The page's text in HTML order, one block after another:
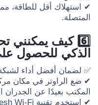
✔ استهلاك أقل للطاقة،
المتصلة.
6️⃣ كيف يمكنني
الذكي للحصول
✅ لضمان أفضل أداء لشبكة
✔ ضع الراوتر في مكان
المكتب بعيدًا عن الجدران